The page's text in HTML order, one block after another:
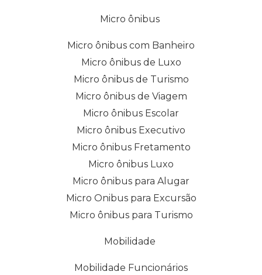
Micro ônibus
Micro ônibus com Banheiro
Micro ônibus de Luxo
Micro ônibus de Turismo
Micro ônibus de Viagem
Micro ônibus Escolar
Micro ônibus Executivo
Micro ônibus Fretamento
Micro ônibus Luxo
Micro ônibus para Alugar
Micro Onibus para Excursão
Micro ônibus para Turismo
Mobilidade
Mobilidade Funcionários